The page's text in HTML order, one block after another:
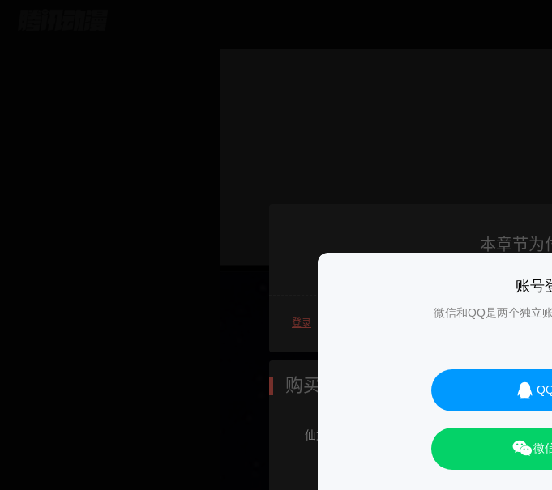
账号
微信和QQ是两个独立
微